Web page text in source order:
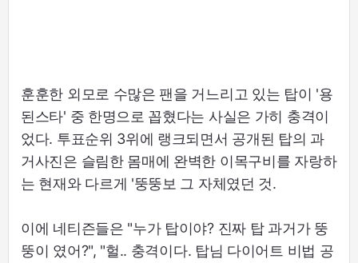
훈훈한 외모로 수많은 팬을 거느리고 있는 탑이 '용
된스타' 중 한명으로 꼽혔다는 사실은 가히 충격이
었다. 투표순위 3위에 랭크되면서 공개된 탑의 과
거사진은 슬림한 몸매에 완벽한 이목구비를 자랑하
는 현재와 다르게 '뚱뚱보 그 자체였던 것.
이에 네티즌들은 "누가 탑이야? 진짜 탑 과거가 뚱
뚱이 였어?", "헐.. 충격이다. 탑님 다이어트 비법 공